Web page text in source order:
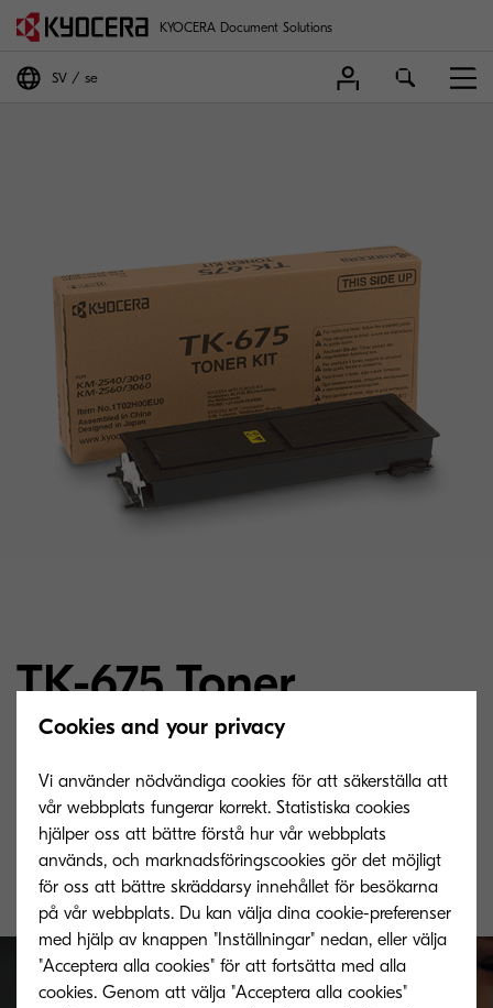
KYOCERA Document Solutions
SV se
TK-675 Toner
Microfine toner for 20000 pages with 6 %
coverage (A4) coverage
Cookies and your privacy
Vi använder nödvändiga cookies för att säkerställa att
vår webbplats fungerar korrekt. Statistiska cookies
hjälper oss att bättre förstå hur vår webbplats
används, och marknadsföringscookies gör det möjligt
för oss att bättre skräddarsy innehållet för besökarna
på vår webbplats. Du kan välja dina cookie-preferenser
med hjälp av knappen "Inställningar" nedan, eller välja
"Acceptera alla cookies" för att fortsätta med alla
cookies. Genom att välja "Acceptera alla cookies"